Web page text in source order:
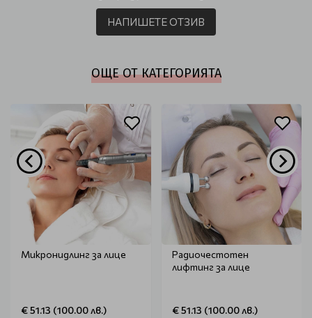
НАПИШЕТЕ ОТЗИВ
ОЩЕ ОТ КАТЕГОРИЯТА
Микронидлинг за лице
€ 51.13 (100.00 лв.)
Радиочестотен
лифтинг за лице
€ 51.13 (100.00 лв.)